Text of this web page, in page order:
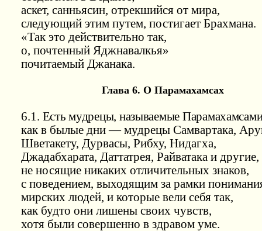
аскет, санньясин, отрекшийся от мира,
следующий этим путем, постигает Брахмана.
«Так это действительно так,
о, почтенный Яджнавалкья»
почитаемый Джанака.
Глава 6. О Парамахамсах
6.1. Есть мудрецы, называемые
как в былые дни — мудрецы Самвартака,
Шветакету, Дурвасы, Рибху, Нидагха,
Джадабхарата, Даттатрея, Райватака и другие,
не носящие никаких отличительных знаков,
с поведением, выходящим за рамки
мирских людей, и которые вели себя так,
как будто они лишены своих чувств,
хотя были совершенно в здравом уме.